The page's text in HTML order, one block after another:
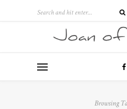
Browsing